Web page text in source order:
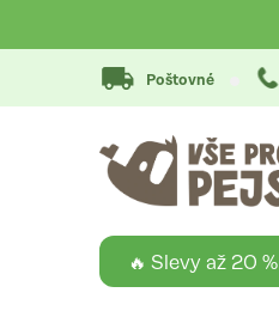
na
Poštovné
🔥 Slevy až 20 %